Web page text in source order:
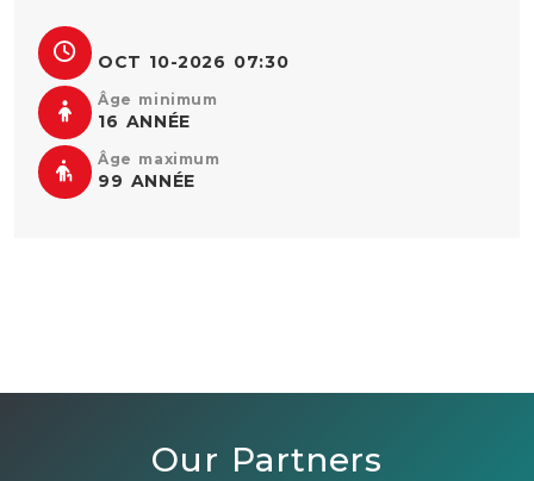
OCT 10-2026 07:30
Âge minimum
16 ANNÉE
Âge maximum
99 ANNÉE
Our Partners